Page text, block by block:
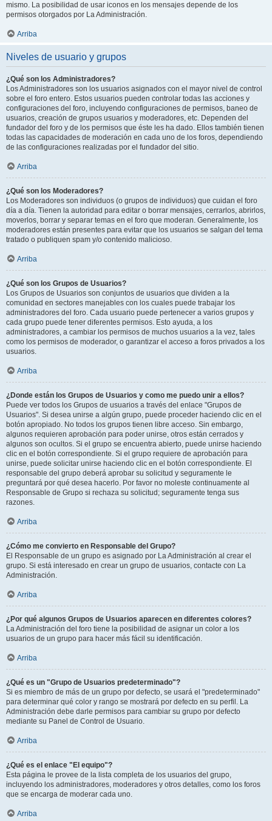
mismo. La posibilidad de usar iconos en los mensajes depende de los
permisos otorgados por La Administración.
Arriba
Niveles de usuario y grupos
¿Qué son los Administradores?
Los Administradores son los usuarios asignados con el mayor nivel de control
sobre el foro entero. Estos usuarios pueden controlar todas las acciones y
configuraciones del foro, incluyendo configuraciones de permisos, baneo de
usuarios, creación de grupos usuarios y moderadores, etc. Dependen del
fundador del foro y de los permisos que éste les ha dado. Ellos también tienen
todas las capacidades de moderación en cada uno de los foros, dependiendo
de las configuraciones realizadas por el fundador del sitio.
Arriba
¿Qué son los Moderadores?
Los Moderadores son individuos (o grupos de individuos) que cuidan el foro
día a día. Tienen la autoridad para editar o borrar mensajes, cerrarlos, abrirlos,
moverlos, borrar y separar temas en el foro que moderan. Generalmente, los
moderadores están presentes para evitar que los usuarios se salgan del tema
tratado o publiquen spam y/o contenido malicioso.
Arriba
¿Qué son los Grupos de Usuarios?
Los Grupos de Usuarios son conjuntos de usuarios que dividen a la
comunidad en sectores manejables con los cuales puede trabajar los
administradores del foro. Cada usuario puede pertenecer a varios grupos y
cada grupo puede tener diferentes permisos. Esto ayuda, a los
administradores, a cambiar los permisos de muchos usuarios a la vez, tales
como los permisos de moderador, o garantizar el acceso a foros privados a los
usuarios.
Arriba
¿Donde están los Grupos de Usuarios y como me puedo unir a ellos?
Puede ver todos los Grupos de usuarios a través del enlace "Grupos de
Usuarios". Si desea unirse a algún grupo, puede proceder haciendo clic en el
botón apropiado. No todos los grupos tienen libre acceso. Sin embargo,
algunos requieren aprobación para poder unirse, otros están cerrados y
algunos son ocultos. Si el grupo se encuentra abierto, puede unirse haciendo
clic en el botón correspondiente. Si el grupo requiere de aprobación para
unirse, puede solicitar unirse haciendo clic en el botón correspondiente. El
responsable del grupo deberá aprobar su solicitud y seguramente le
preguntará por qué desea hacerlo. Por favor no moleste continuamente al
Responsable de Grupo si rechaza su solicitud; seguramente tenga sus
razones.
Arriba
¿Cómo me convierto en Responsable del Grupo?
El Responsable de un grupo es asignado por La Administración al crear el
grupo. Si está interesado en crear un grupo de usuarios, contacte con La
Administración.
Arriba
¿Por qué algunos Grupos de Usuarios aparecen en diferentes colores?
La Administración del foro tiene la posibilidad de asignar un color a los
usuarios de un grupo para hacer más fácil su identificación.
Arriba
¿Qué es un "Grupo de Usuarios predeterminado"?
Si es miembro de más de un grupo por defecto, se usará el "predeterminado"
para determinar qué color y rango se mostrará por defecto en su perfil. La
Administración debe darle permisos para cambiar su grupo por defecto
mediante su Panel de Control de Usuario.
Arriba
¿Qué es el enlace "El equipo"?
Esta página le provee de la lista completa de los usuarios del grupo,
incluyendo los administradores, moderadores y otros detalles, como los foros
que se encarga de moderar cada uno.
Arriba